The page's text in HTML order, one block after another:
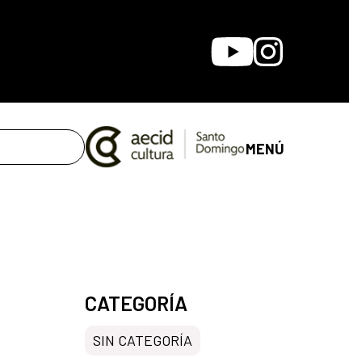
YoutubeInstagram
MENÚ
CATEGORÍA
SIN CATEGORÍA